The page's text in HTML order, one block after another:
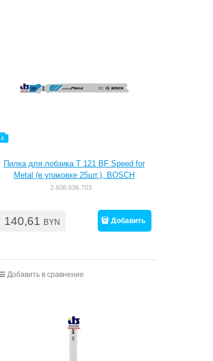
4
Пилка для лобзика T 121 BF Speed for
Metal (в упаковке 25шт.), BOSCH
2.608.636.703
140,61 BYN Добавить
Добавить в сравнение